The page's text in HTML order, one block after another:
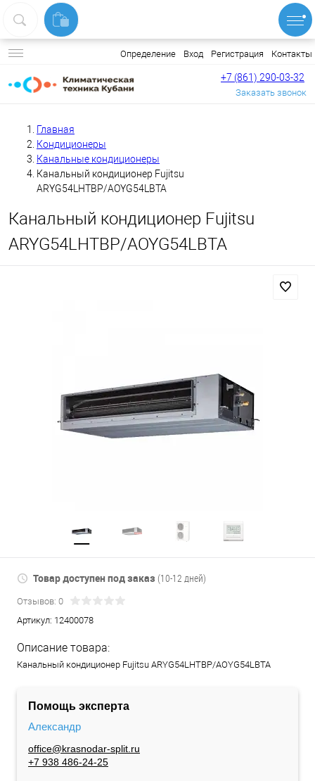
Определение Вход Регистрация Контакты
+7 (861) 290-03-32
Заказать звонок
Главная
Кондиционеры
Канальные кондиционеры
Канальный кондиционер Fujitsu
ARYG54LHTBP/AOYG54LBTA
Канальный кондиционер Fujitsu
ARYG54LHTBP/AOYG54LBTA
Товар доступен под заказ (10-12 дней)
Отзывов: 0
Артикул: 12400078
Описание товара:
Канальный кондиционер Fujitsu ARYG54LHTBP/AOYG54LBTA
Помощь эксперта
Александр
office@krasnodar-split.ru
+7 938 486-24-25